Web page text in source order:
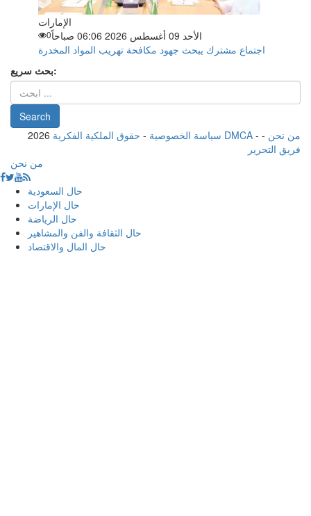
الإمارات
الأحد 09 أغسطس 2026 06:06 صباحاً
0
اجتماع مشترك يبحث جهود مكافحة تهريب المواد المخدرة
بحث سريع:
2026 سياسة الخصوصية - حقوق الملكية الفكرية DMCA - من نحن -
فريق التحرير
من نحن
حال السعودية
حال الإمارات
حال الرياضة
حال الثقافة والفن والمشاهير
حال المال والاقتصاد